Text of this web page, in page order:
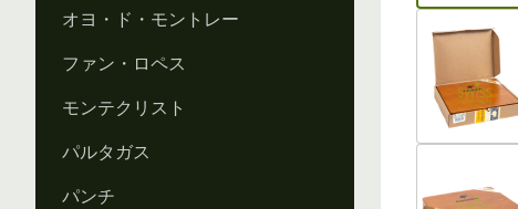
オヨ・ド・モントレー
ファン・ロペス
モンテクリスト
パルタガス
パンチ